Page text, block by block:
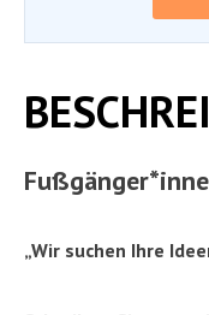
„Wir suchen Ihre